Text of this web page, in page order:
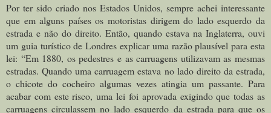
Por ter sido criado nos Estados Unidos, sempre achei interessante
que em alguns países os motoristas dirigem do lado esquerdo da
estrada e não do direito. Então, quando estava na Inglaterra, ouvi
um guia turístico de Londres explicar uma razão plausível para esta
lei: “Em 1880, os pedestres e as carruagens utilizavam as mesmas
estradas. Quando uma carruagem estava no lado direito da estrada,
o chicote do cocheiro algumas vezes atingia um passante. Para
acabar com este risco, uma lei foi aprovada exigindo que todas as
carruagens circulassem no lado esquerdo da estrada para que os